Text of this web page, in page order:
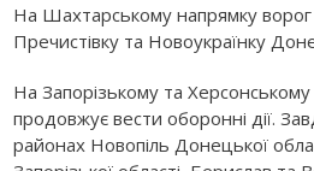
На Шахтарському напрямку ворог
Пречистівку та Новоукраїнку
На Запорізькому та
продовжує вести оборонні дії.
районах Новопіль Донецької